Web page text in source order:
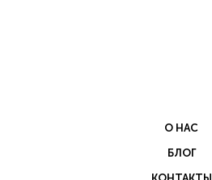
О НАС
БЛОГ